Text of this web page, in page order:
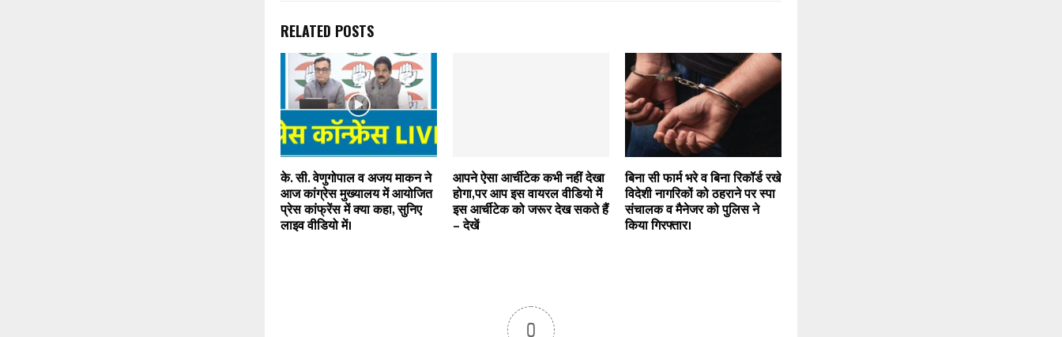
RELATED POSTS
के. सी. वेणुगोपाल व अजय माकन ने
आज कांग्रेस मुख्यालय में आयोजित
प्रेस कांफ्रेंस में क्या कहा, सुनिए
लाइव वीडियो में।
आपने ऐसा आर्चीटेक कभी नहीं देखा
होगा,पर आप इस वायरल वीडियो में
इस आर्चीटेक को जरूर देख सकते हैं
– देखें
बिना सी फार्म भरे व बिना रिकॉर्ड रखे
विदेशी नागरिकों को ठहराने पर स्पा
संचालक व मैनेजर को पुलिस ने
किया गिरफ्तार।
0